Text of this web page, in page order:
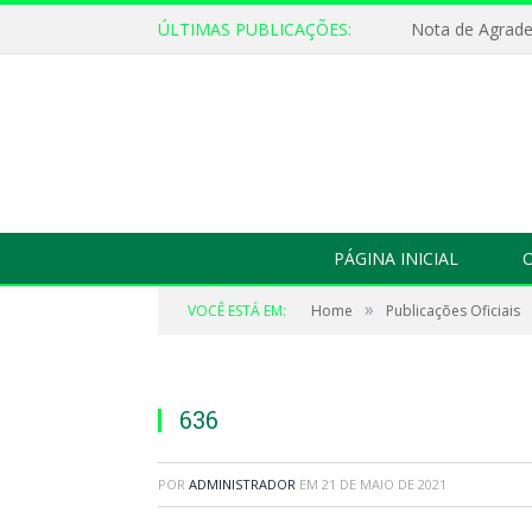
ÚLTIMAS PUBLICAÇÕES: Nota de
PÁGINA INICIAL
VOCÊ ESTÁ EM: Home » Publicações Oficiais
636
POR ADMINISTRADOR EM 21 DE MAIO DE 2021